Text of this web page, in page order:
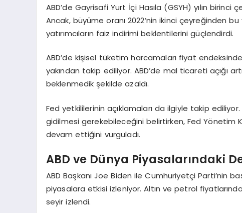
ABD’de Gayrisafi Yurt İçi Hasıla (GSYH) yılın
Ancak, büyüme oranı 2022’nin ikinci çeyreğinden
yatırımcıların faiz indirimi beklentilerini güçlendirdi.
ABD’de kişisel tüketim harcamaları fiyat
yakından takip ediliyor. ABD’de mal ticareti açığı
beklenmedik şekilde azaldı.
Fed yetkililerinin açıklamaları da ilgiyle takip
gidilmesi gerekebileceğini belirtirken, Fed Yönetim
devam ettiğini vurguladı.
ABD ve Dünya Piyasalarındaki
ABD Başkanı Joe Biden ile Cumhuriyetçi Parti’nin
piyasalara etkisi izleniyor. Altın ve petrol
seyir izlendi.